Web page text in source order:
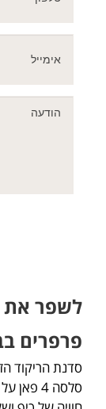
לשפר את
פרפרים
סדנת הריקוד
סלסה 4